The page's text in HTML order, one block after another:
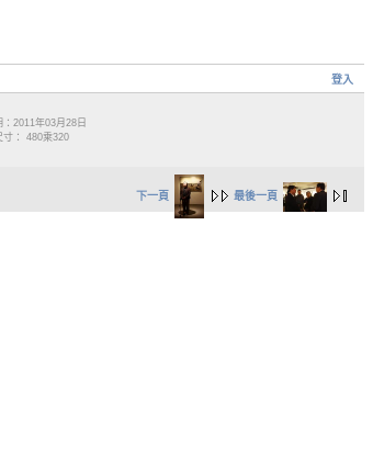
登入
：2011年03月28日
寸： 480乘320
下一頁 最後一頁